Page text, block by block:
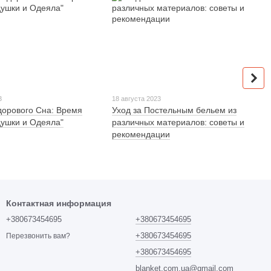
Сна: Время
и Одеяла"
18 августа 2023
Уход за Постельным бельем из
различных материалов: советы и
рекомендации
Контактная информация
+380673454695
Перезвонить вам?
+380673454695
+380673454695
+380673454695
blanket.com.ua@gmail.com